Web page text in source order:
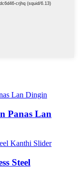
Panas Lan
Steel